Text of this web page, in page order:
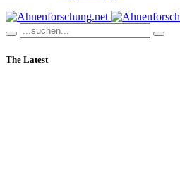
The Latest